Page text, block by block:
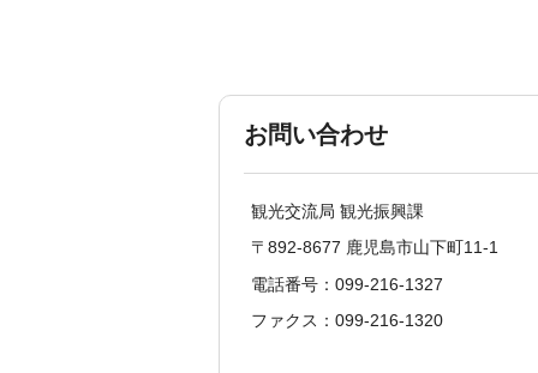
お問い合わせ
観光交流局 観光振興課
〒892-8677 鹿児島市山下町11-1
電話番号：099-216-1327
ファクス：099-216-1320